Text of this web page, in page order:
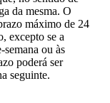
da mesma. O
máximo de 24
excepto se a
ou às
poderá ser
seguinte.